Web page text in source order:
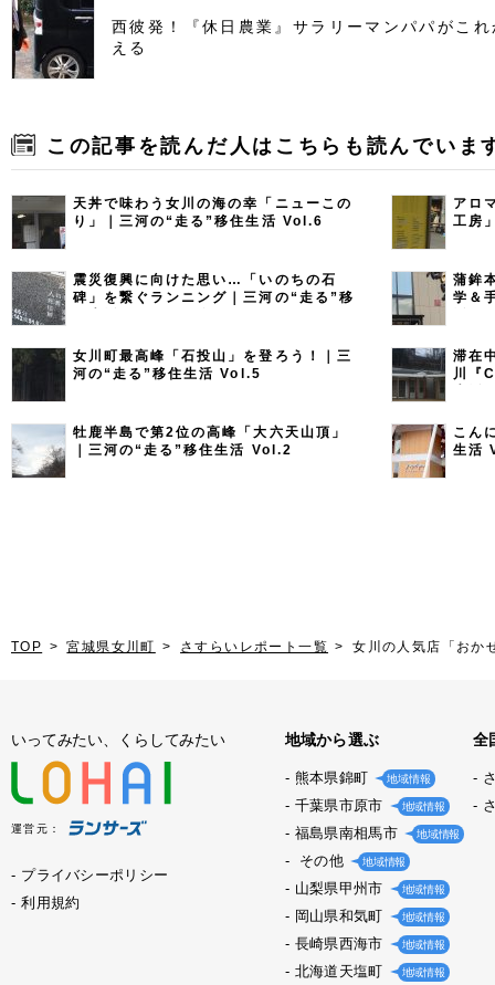
西彼発！『休日農業』サラリーマンパパがこ
える
この記事を読んだ人はこちらも読んでいま
天丼で味わう女川の海の幸「ニューこの
り」｜三河の“走る”移住生活 Vol.6
アロ
工房
震災復興に向けた思い…「いのちの石
碑」を繋ぐランニング｜三河の“走る”移
蒲鉾
学＆
女川町最高峰「石投山」を登ろう！｜三
河の“走る”移住生活 Vol.5
滞在
川『
牡鹿半島で第2位の高峰「大六天山頂」
｜三河の“走る”移住生活 Vol.2
こん
生活
TOP 宮城県女川町 さすらいレポート一覧 女川の人気店「おか
いってみたい、くらしてみたい
運営元：
プライバシーポリシー
利用規約
地域から選ぶ
熊本県錦町 地域情報
千葉県市原市 地域情報
福島県南相馬市 地域情報
その他 地域情報
山梨県甲州市 地域情報
岡山県和気町 地域情報
長崎県西海市 地域情報
北海道天塩町 地域情報
全